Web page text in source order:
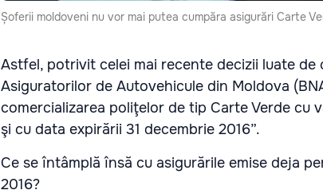
Șoferii moldoveni nu vor mai putea cumpăra asigurări Carte
Astfel, potrivit celei mai recente decizii luate de
Asiguratorilor de Autovehicule din Moldova
comercializarea poliţelor de tip Carte Verde cu
şi cu data expirării 31 decembrie 2016”.
Ce se întâmplă însă cu asigurările emise deja
2016?